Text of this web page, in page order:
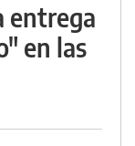
entrega
en las